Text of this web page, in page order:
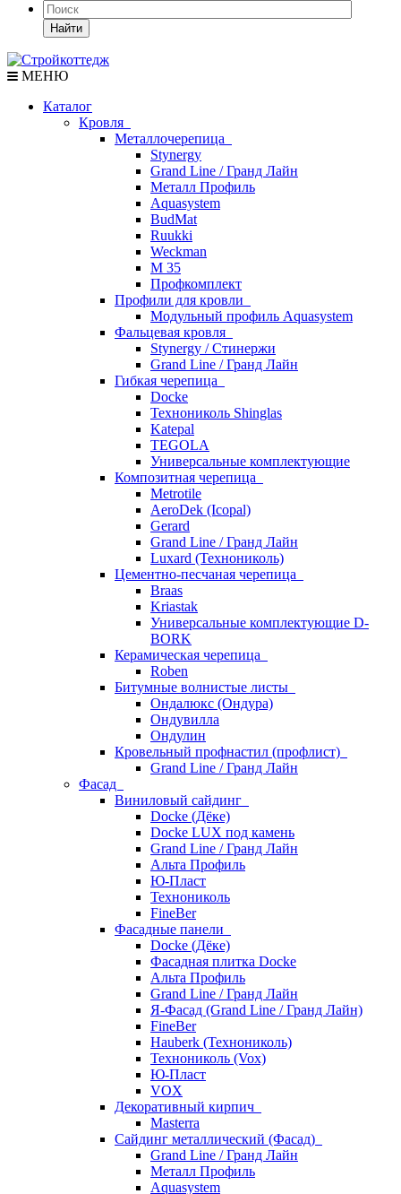
Найти
МЕНЮ
Каталог
Кровля
Металлочерепица
Stynergy
Grand Line / Гранд Лайн
Металл Профиль
Aquasystem
BudMat
Ruukki
Weckman
М 35
Профкомплект
Профили для кровли
Модульный профиль Aquasystem
Фальцевая кровля
Stynergy / Стинержи
Grand Line / Гранд Лайн
Гибкая черепица
Docke
Технониколь Shinglas
Katepal
TEGOLA
Универсальные комплектующие
Композитная черепица
Metrotile
AeroDek (Icopal)
Gerard
Grand Line / Гранд Лайн
Luxard (Технониколь)
Цементно-песчаная черепица
Braas
Kriastak
Универсальные комплектующие D-
BORK
Керамическая черепица
Roben
Битумные волнистые листы
Ондалюкс (Ондура)
Ондувилла
Ондулин
Кровельный профнастил (профлист)
Grand Line / Гранд Лайн
Фасад
Виниловый сайдинг
Docke (Дёке)
Docke LUX под камень
Grand Line / Гранд Лайн
Альта Профиль
Ю-Пласт
Технониколь
FineBer
Фасадные панели
Docke (Дёке)
Фасадная плитка Docke
Альта Профиль
Grand Line / Гранд Лайн
Я-Фасад (Grand Line / Гранд Лайн)
FineBer
Hauberk (Технониколь)
Технониколь (Vox)
Ю-Пласт
VOX
Декоративный кирпич
Masterra
Сайдинг металлический (Фасад)
Grand Line / Гранд Лайн
Металл Профиль
Aquasystem